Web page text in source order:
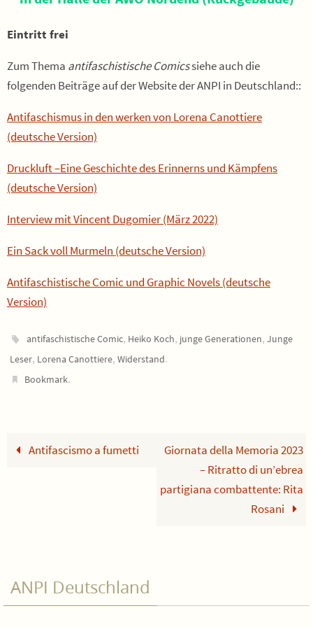
Eintritt frei
Zum Thema antifaschistische Comicssiehe auch die
folgenden Beiträge auf der Website der ANPI in Deutschland::
Antifaschismus in den werken von Lorena Canottiere
(deutsche Version)
Druckluft –Eine Geschichte des Erinnerns und Kämpfens
(deutsche Version)
Interview mit Vincent Dugomier (März 2022)
Ein Sack voll Murmeln (deutsche Version)
Antifaschistische Comic und Graphic Novels (deutsche
Version)
antifaschistische Comic, Heiko Koch, junge Generationen,Junge
Leser, Lorena Canottiere, Widerstand.
Bookmark.
Antifascismo a fumetti
Giornata della Memoria 2023
– Ritratto di un’ebrea
partigiana combattente: Rita
Rosani
ANPI Deutschland